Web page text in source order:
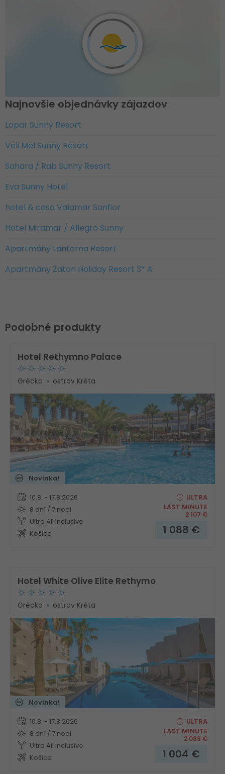
Najnovšie objednávky zájazdov
Lopar Sunny Resort
Veli Mel Sunny Resort
Sahara / Rab Sunny Resort
Eva Sunny Hotel
hotel & casa Valamar Sanfior
Hotel Miramar / Allegro Sunny
Apartmány Lanterna Resort
Apartmány Zaton Holiday Resort 3* A
Podobné produkty
Hotel Rethymno Palace
Grécko ostrov Kréta
Novinka!
10.8. - 17.8.2026
8 dní / 7 nocí
Ultra All inclusive
Košice
ULTRA
LAST MINUTE
2 107€
1 088 €
Hotel White Olive Elite Rethymo
Grécko ostrov Kréta
Novinka!
10.8. - 17.8.2026
8 dní / 7 nocí
Ultra All inclusive
Košice
ULTRA
LAST MINUTE
2 089€
1 004 €